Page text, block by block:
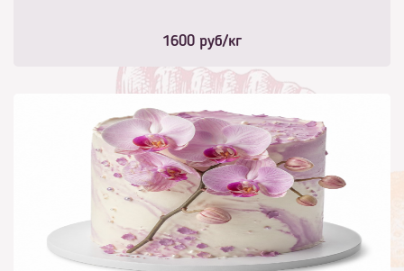
1600 руб/кг